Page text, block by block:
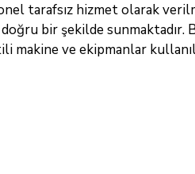
tarafsız hizmet olarak
bir şekilde
makine ve ekipmanlar